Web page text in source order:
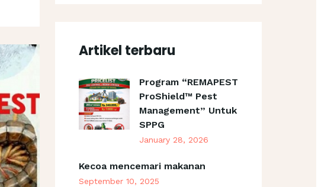
Artikel terbaru
Program “REMAPEST
ProShield™ Pest
Management” Untuk
SPPG
January 28, 2026
Kecoa mencemari makanan
September 10, 2025